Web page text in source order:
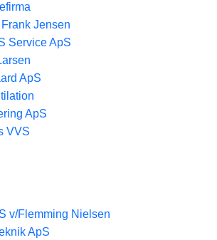
Jensen
Service ApS
ApS
ApS
VVS
v/Flemming Nielsen
ApS